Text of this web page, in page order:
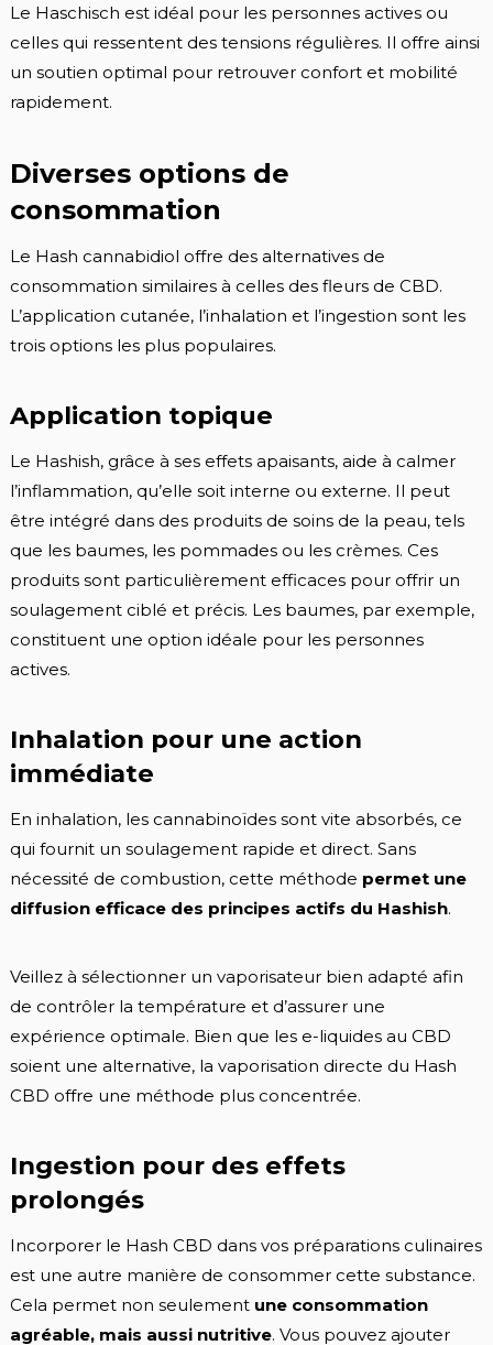
Le Haschisch est idéal pour les personnes actives ou
celles qui ressentent des tensions régulières. Il offre ainsi
un soutien optimal pour retrouver confort et mobilité
rapidement.
Diverses options de
consommation
Le Hash cannabidiol offre des alternatives de
consommation similaires à celles des fleurs de CBD.
L’application cutanée, l’inhalation et l’ingestion sont les
trois options les plus populaires.
Application topique
Le Hashish, grâce à ses effets apaisants, aide à calmer
l’inflammation, qu’elle soit interne ou externe. Il peut
être intégré dans des produits de soins de la peau, tels
que les baumes, les pommades ou les crèmes. Ces
produits sont particulièrement efficaces pour offrir un
soulagement ciblé et précis. Les baumes, par exemple,
constituent une option idéale pour les personnes
actives.
Inhalation pour une action
immédiate
En inhalation, les cannabinoïdes sont vite absorbés, ce
qui fournit un soulagement rapide et direct. Sans
nécessité de combustion, cette méthode permet une
diffusion efficace des principes actifs du Hashish.
Veillez à sélectionner un vaporisateur bien adapté afin
de contrôler la température et d’assurer une
expérience optimale. Bien que les e-liquides au CBD
soient une alternative, la vaporisation directe du Hash
CBD offre une méthode plus concentrée.
Ingestion pour des effets
prolongés
Incorporer le Hash CBD dans vos préparations culinaires
est une autre manière de consommer cette substance.
Cela permet non seulement une consommation
agréable, mais aussi nutritive. Vous pouvez ajouter